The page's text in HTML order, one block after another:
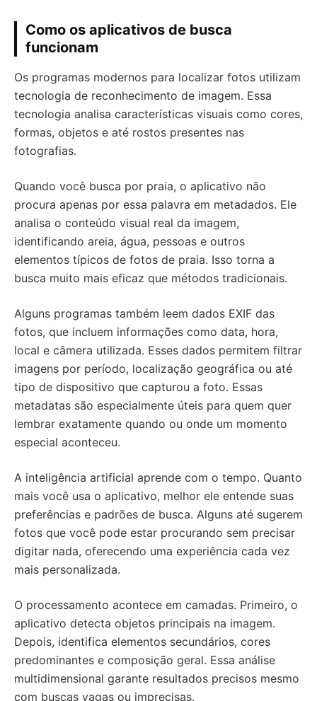
Como os aplicativos de busca
funcionam
Os programas modernos para localizar fotos utilizam
tecnologia de reconhecimento de imagem. Essa
tecnologia analisa características visuais como cores,
formas, objetos e até rostos presentes nas
fotografias.
Quando você busca por praia, o aplicativo não
procura apenas por essa palavra em metadados. Ele
analisa o conteúdo visual real da imagem,
identificando areia, água, pessoas e outros
elementos típicos de fotos de praia. Isso torna a
busca muito mais eficaz que métodos tradicionais.
Alguns programas também leem dados EXIF das
fotos, que incluem informações como data, hora,
local e câmera utilizada. Esses dados permitem filtrar
imagens por período, localização geográfica ou até
tipo de dispositivo que capturou a foto. Essas
metadatas são especialmente úteis para quem quer
lembrar exatamente quando ou onde um momento
especial aconteceu.
A inteligência artificial aprende com o tempo. Quanto
mais você usa o aplicativo, melhor ele entende suas
preferências e padrões de busca. Alguns até sugerem
fotos que você pode estar procurando sem precisar
digitar nada, oferecendo uma experiência cada vez
mais personalizada.
O processamento acontece em camadas. Primeiro, o
aplicativo detecta objetos principais na imagem.
Depois, identifica elementos secundários, cores
predominantes e composição geral. Essa análise
multidimensional garante resultados precisos mesmo
com buscas vagas ou imprecisas.